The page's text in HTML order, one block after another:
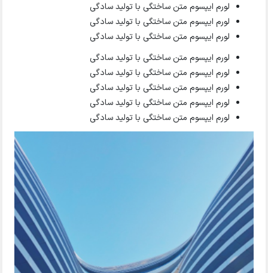
لورم ایپسوم متن ساختگی با تولید سادگی
لورم ایپسوم متن ساختگی با تولید سادگی
لورم ایپسوم متن ساختگی با تولید سادگی
لورم ایپسوم متن ساختگی با تولید سادگی
لورم ایپسوم متن ساختگی با تولید سادگی
لورم ایپسوم متن ساختگی با تولید سادگی
لورم ایپسوم متن ساختگی با تولید سادگی
لورم ایپسوم متن ساختگی با تولید سادگی